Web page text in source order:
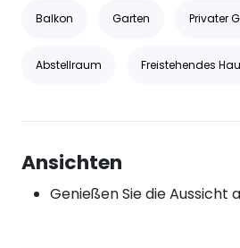
Balkon Garten Privater
Abstellraum Freistehendes
Ansichten
Genießen Sie die Aussicht